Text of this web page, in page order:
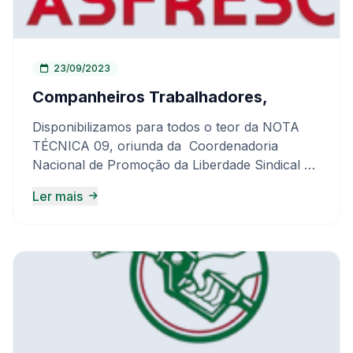
23/09/2023
Companheiros Trabalhadores,
Disponibilizamos para todos o teor da NOTA
TÉCNICA 09, oriunda da Coordenadoria
Nacional de Promoção da Liberdade Sindical –
Trata-se de um importante documento para os
trabalhadores e o sindicato, bem como da
relação entre o sindicato e as empresas. Na
referida Nota Técnica o Ministério Público do
Trabalho discorre sobre a questão das
CONTRIBUIÇÕES ASSISTENCIAIS, destacando
Ler mais